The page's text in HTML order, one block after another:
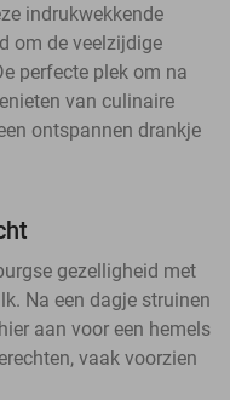
indrukwekkende
om de veelzijdige
perfecte plek om na
van culinaire
ontspannen drankje
gezelligheid met
Na een dagje struinen
aan voor een hemels
vaak voorzien